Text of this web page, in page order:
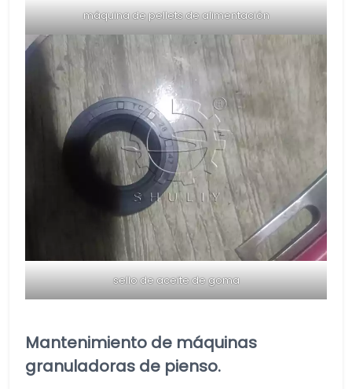
máquina de pellets de alimentación
sello de aceite de goma
Mantenimiento de máquinas
granuladoras de pienso.